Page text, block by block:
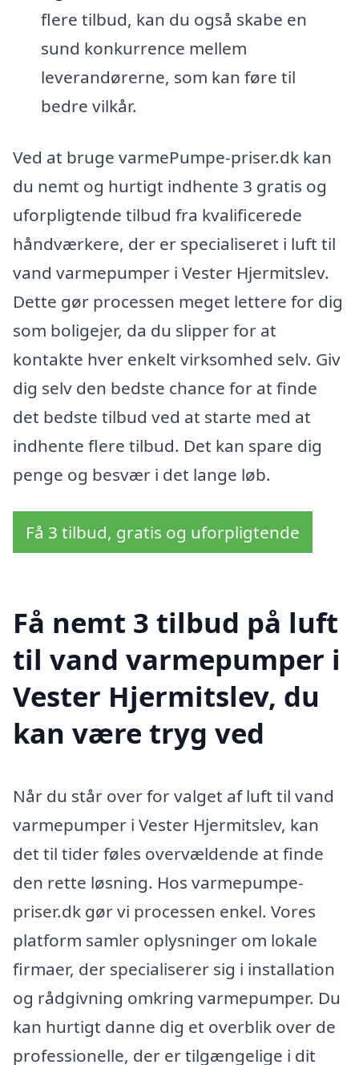
flere tilbud, kan du også skabe en
sund konkurrence mellem
leverandørerne, som kan føre til
bedre vilkår.
Ved at bruge varmePumpe-priser.dk kan
du nemt og hurtigt indhente 3 gratis og
uforpligtende tilbud fra kvalificerede
håndværkere, der er specialiseret i luft til
vand varmepumper i Vester Hjermitslev.
Dette gør processen meget lettere for dig
som boligejer, da du slipper for at
kontakte hver enkelt virksomhed selv. Giv
dig selv den bedste chance for at finde
det bedste tilbud ved at starte med at
indhente flere tilbud. Det kan spare dig
penge og besvær i det lange løb.
Få 3 tilbud, gratis og uforpligtende
Få nemt 3 tilbud på luft
til vand varmepumper i
Vester Hjermitslev, du
kan være tryg ved
Når du står over for valget af luft til vand
varmepumper i Vester Hjermitslev, kan
det til tider føles overvældende at finde
den rette løsning. Hos varmepumpe-
priser.dk gør vi processen enkel. Vores
platform samler oplysninger om lokale
firmaer, der specialiserer sig i installation
og rådgivning omkring varmepumper. Du
kan hurtigt danne dig et overblik over de
professionelle, der er tilgængelige i dit